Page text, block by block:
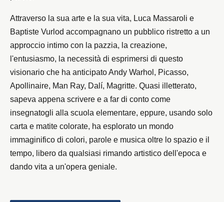
Attraverso la sua arte e la sua vita, Luca Massaroli e
Baptiste Vurlod accompagnano un pubblico ristretto a un
approccio intimo con la pazzia, la creazione,
l'entusiasmo, la necessità di esprimersi di questo
visionario che ha anticipato Andy Warhol, Picasso,
Apollinaire, Man Ray, Dalí, Magritte. Quasi illetterato,
sapeva appena scrivere e a far di conto come
insegnatogli alla scuola elementare, eppure, usando solo
carta e matite colorate, ha esplorato un mondo
immaginifico di colori, parole e musica oltre lo spazio e il
tempo, libero da qualsiasi rimando artistico dell'epoca e
dando vita a un'opera geniale.